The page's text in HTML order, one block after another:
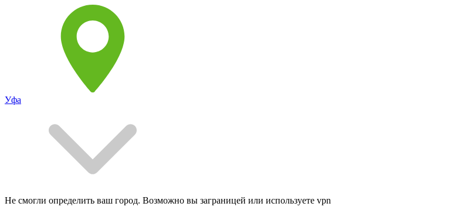
Уфа
Не смогли определить ваш город. Возможно вы заграницей или используете vpn